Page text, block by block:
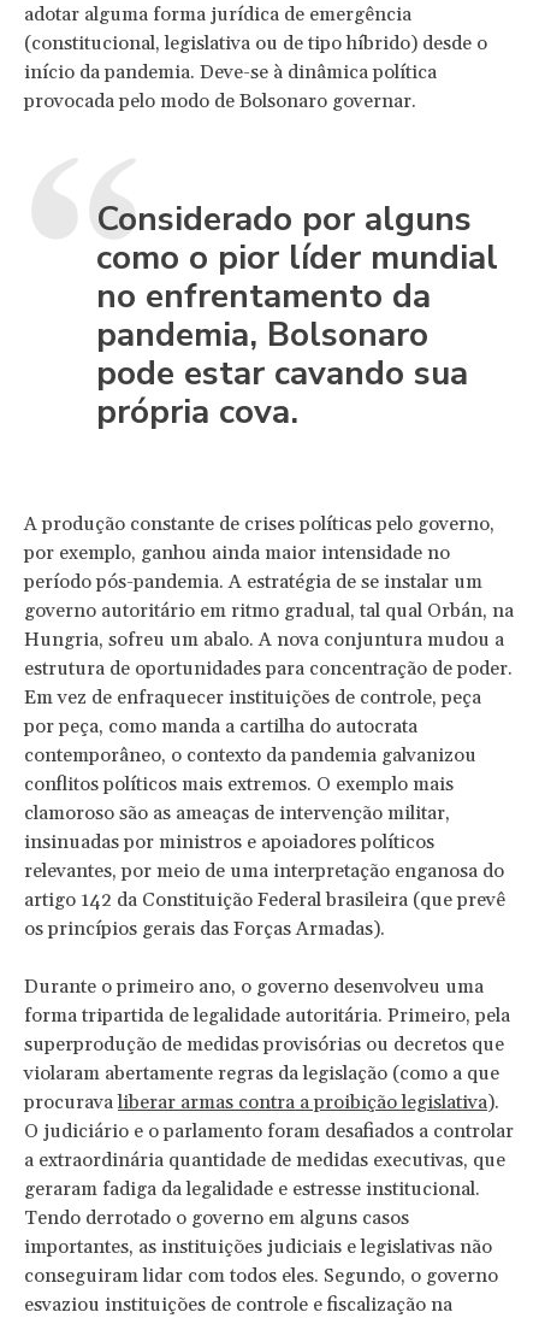
adotar alguma forma jurídica de emergência
(constitucional, legislativa ou de tipo híbrido) desde o
início da pandemia. Deve-se à dinâmica política
provocada pelo modo de Bolsonaro governar.
Considerado por alguns
como o pior líder mundial
no enfrentamento da
pandemia, Bolsonaro
pode estar cavando sua
própria cova.
A produção constante de crises políticas pelo governo,
por exemplo, ganhou ainda maior intensidade no
período pós-pandemia. A estratégia de se instalar um
governo autoritário em ritmo gradual, tal qual Orbán, na
Hungria, sofreu um abalo. A nova conjuntura mudou a
estrutura de oportunidades para concentração de poder.
Em vez de enfraquecer instituições de controle, peça
por peça, como manda a cartilha do autocrata
contemporâneo, o contexto da pandemia galvanizou
conflitos políticos mais extremos. O exemplo mais
clamoroso são as ameaças de intervenção militar,
insinuadas por ministros e apoiadores políticos
relevantes, por meio de uma interpretação enganosa do
artigo 142 da Constituição Federal brasileira (que prevê
os princípios gerais das Forças Armadas).
Durante o primeiro ano, o governo desenvolveu uma
forma tripartida de legalidade autoritária. Primeiro, pela
superprodução de medidas provisórias ou decretos que
violaram abertamente regras da legislação (como a que
procuravaliberar armas contra a proibição legislativa).
O judiciário e o parlamento foram desafiados a controlar
a extraordinária quantidade de medidas executivas, que
geraram fadiga da legalidade e estresse institucional.
Tendo derrotado o governo em alguns casos
importantes, as instituições judiciais e legislativas não
conseguiram lidar com todos eles. Segundo, o governo
esvaziou instituições de controle e fiscalização na